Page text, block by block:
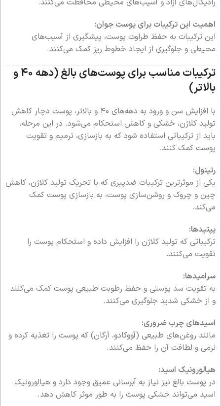
رادیکال‌های آزاد و آسیب‌های محیطی محافظت می‌کنند.
اهمیت این ترکیبات برای پوست جوان:
این ترکیبات به حفظ طراوت پوست، پیشگیری از آسیب‌های
محیطی و جلوگیری از ایجاد خطوط ریز کمک می‌کنند.
ترکیبات مناسب برای پوست‌های بالغ (دهه ۴۰ و
بالاتر)
با افزایش سن و ورود به دهه‌های ۴۰ و بالاتر، پوست دچار کاهش
تولید کلاژن، خشکی و کاهش استحکام می‌شود. در این مرحله،
باید از ترکیباتی استفاده شود که به بازسازی، ترمیم و تقویت
پوست کمک کنند.
رتینول:
یکی از موثرترین ترکیبات ضدپیری که با تحریک تولید کلاژن، کاهش
چین و چروک و روشن‌سازی پوست، به بازسازی پوست کمک
می‌کند.
پپتیدها:
ترکیباتی که تولید کلاژن را افزایش داده و استحکام پوست را
تقویت می‌کنند.
سرامیدها:
به تقویت سد پوستی و حفظ رطوبت طبیعی پوست کمک می‌کنند
و از خشکی شدید جلوگیری می‌کنند.
اسیدهای چرب ضروری:
مانند روغن‌های طبیعی (آووکادو، آرگان) که پوست را تغذیه کرده و
نرمی و لطافت آن را حفظ می‌کنند.
هیالورونیک اسید:
در پوست بالغ نیز نیاز به آبرسانی عمیق وجود دارد و هیالورونیک
اسید می‌تواند خشکی پوست را به طور موثر کاهش دهد.